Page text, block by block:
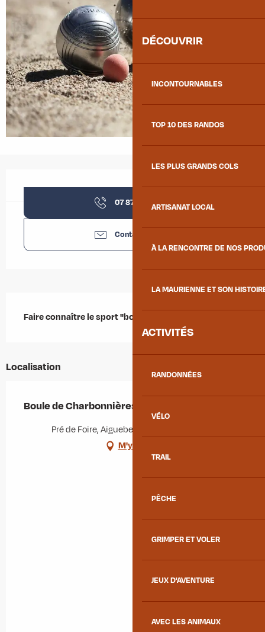
DÉCOUVRIR
INCONTOURNABLES
TOP 10 DES RANDOS
LES PLUS GRANDS COLS
ARTISANAT LOCAL
À LA RENCONTRE DE NOS
LA MAURIENNE ET SON
ACTIVITÉS
RANDONNÉES
VÉLO
TRAIL
PÊCHE
GRIMPER ET VOLER
JEUX D'AVENTURE
AVEC LES ANIMAUX
07 87 26 83▒▒
Contactez-nous
Faire connaître le sport "boule" dans le canton
Localisation
Boule de Charbonnières
Pré de Foire, Aiguebelle, 73220 Aiguebelle
M'y rendre